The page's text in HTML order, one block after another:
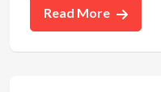
Read More